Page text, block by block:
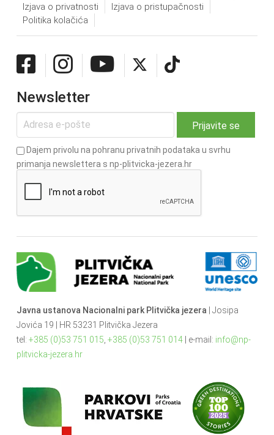
Izjava o privatnosti
Izjava o pristupačnosti
Politika kolačića
Newsletter
Dajem privolu na pohranu privatnih podataka u svrhu
primanja newslettera s np-plitvicka-jezera.hr
Javna ustanova Nacionalni park Plitvička jezera| Josipa
Jovića 19 | HR 53231 Plitvička Jezera
tel: +385 (0)53 751 015, +385 (0)53 751 014| e-mail: info@np-
plitvicka-jezera.hr